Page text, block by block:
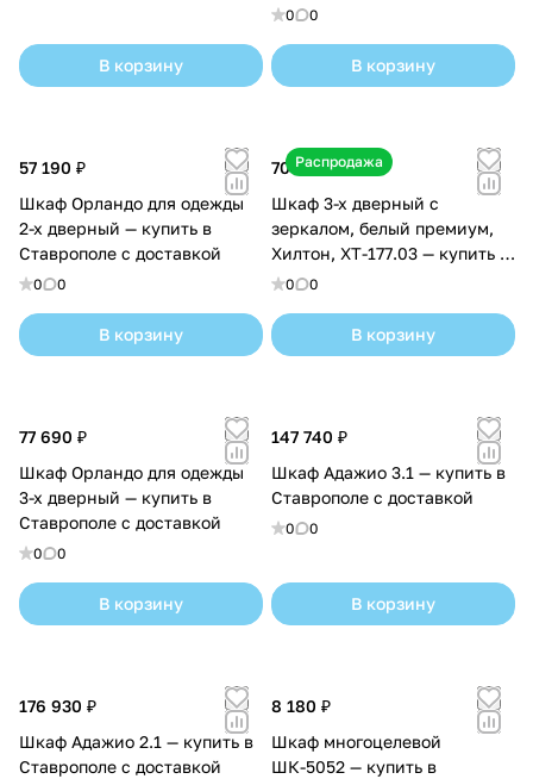
В корзину
0 0
В корзину
57 190 ₽
Шкаф Орландо для одежды
2-х дверный — купить в
Ставрополе с доставкой
0 0
В корзину
Распродажа
70 390 ₽
Шкаф 3-х дверный с
зеркалом, белый премиум,
Хилтон, ХТ-177.03 — купить в
Ставрополе с доставкой
0 0
В корзину
77 690 ₽
Шкаф Орландо для одежды
3-х дверный — купить в
Ставрополе с доставкой
0 0
В корзину
147 740 ₽
Шкаф Адажио 3.1 — купить в
Ставрополе с доставкой
0 0
В корзину
176 930 ₽
Шкаф Адажио 2.1 — купить в
Ставрополе с доставкой
8 180 ₽
Шкаф многоцелевой
ШК-5052 — купить в